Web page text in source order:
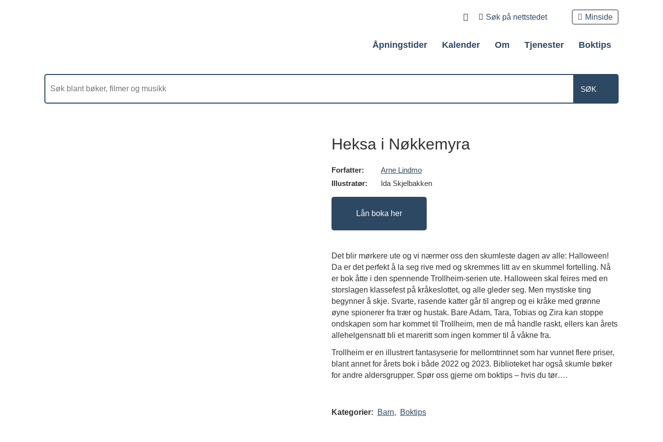
Søk
Minside
Åpningstider Kalender Om Tjenester Boktips
Heksa i Nøkkemyra
Forfatter:
Arne Lindmo
Illustratør:
Ida Skjelbakken
Lån boka her
Det blir mørkere ute og vi nærmer oss den skumleste dagen av alle: Halloween!
Da er det perfekt å la seg rive med og skremmes litt av en skummel fortelling. Nå
er bok åtte i den spennende Trollheim-serien ute. Halloween skal feires med en
storslagen klassefest på kråkeslottet, og alle gleder seg. Men mystiske ting
begynner å skje. Svarte, rasende katter går til angrep og ei kråke med grønne
øyne spionerer fra trær og hustak. Bare Adam, Tara, Tobias og Zira kan stoppe
ondskapen som har kommet til Trollheim, men de må handle raskt, ellers kan årets
allehelgensnatt bli et mareritt som ingen kommer til å våkne fra.
Trollheim er en illustrert fantasyserie for mellomtrinnet som har vunnet flere priser,
blant annet for årets bok i både 2022 og 2023. Biblioteket har også skumle bøker
for andre aldersgrupper. Spør oss gjerne om boktips – hvis du tør….
Kategorier: Barn, Boktips